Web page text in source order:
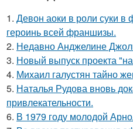
1. Девон аоки в роли суки
героинь всей франшизы.
2. Недавно Анджелине
3. Новый выпуск проекта
4. Михаил галустян тайно
5. Наталья Рудова вновь
привлекательности.
6. В 1979 году молодой